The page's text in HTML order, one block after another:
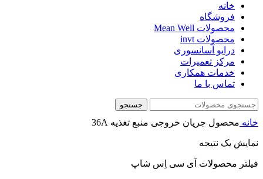
خانه
فروشگاه
محصولات Mean Well
محصولات invt
درایو آسانسوری
مرکز تعمیرات
خدمات همکاری
تماس با ما
جستجو
خانه محصول جریان خروجی منبع تغذیه 36A
نمایش یک نتیجه
فیلتر محصولات آی سی اِس شاپ